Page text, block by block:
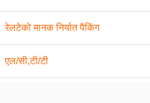
रेलटेको मानक निर्यात पैकिंग
एल/सी,टी/टी